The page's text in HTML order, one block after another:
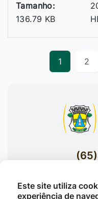
Tamanho:
136.79 KB
1 2
Acessar
Este site utiliza
experiência de